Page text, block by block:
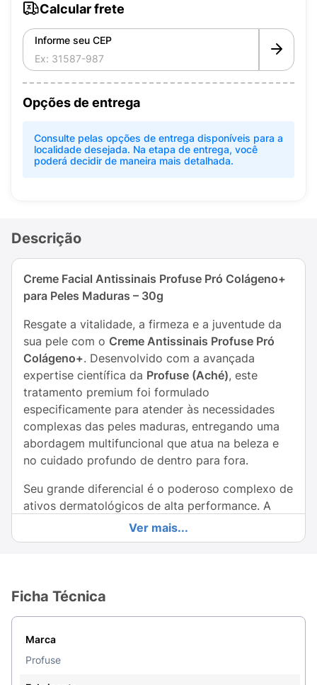
Calcular frete
Informe seu CEP
Opções de entrega
Consulte pelas opções de entrega disponíveis para a
localidade desejada. Na etapa de entrega, você
poderá decidir de maneira mais detalhada.
Descrição
Creme Facial Antissinais Profuse Pró Colágeno+
para Peles Maduras – 30g
Resgate a vitalidade, a firmeza e a juventude da
sua pele com o Creme Antissinais Profuse Pró
Colágeno+. Desenvolvido com a avançada
expertise científica da Profuse (Aché), este
tratamento premium foi formulado
especificamente para atender às necessidades
complexas das peles maduras, entregando uma
abordagem multifuncional que atua na beleza e
no cuidado profundo de dentro para fora.
Seu grande diferencial é o poderoso complexo de
ativos dermatológicos de alta performance. A
fórmula combina o inovador
Peptídeo Pró-colágenoe àNiacinamida, atuando
união doÁcido Hialurônico com o Silício
contornos faciais perdidos com o tempo. Com o
uso contínuo, ele melhora significativamente a
Ver mais...
Ficha Técnica
Marca
Profuse